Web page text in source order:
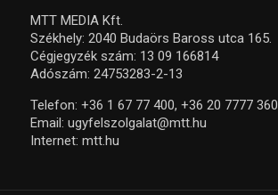
MTT MEDIA Kft.
Székhely: 2040 Budaörs Baross utca 165.
Cégjegyzék szám: 13 09 166814
Adószám: 24753283-2-13
Telefon: +36 1 67 77 400, +36 20 7777 360
Email: ugyfelszolgalat@mtt.hu
Internet: mtt.hu